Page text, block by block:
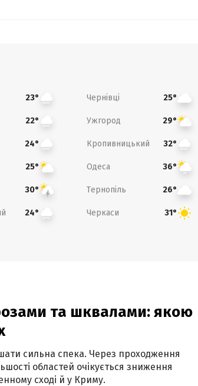
23° Чернівці 25°
22° Ужгород 29°
24° Кропивницький 32°
25° Одеса 36°
30° Тернопіль 26°
24° Черкаси 31°
та шквалами: якою
сильна спека. Через проходження
областей очікується зниження
сході й у Криму.